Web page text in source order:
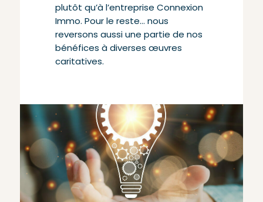
plutôt qu’à l’entreprise Connexion
Immo. Pour le reste… nous
reversons aussi une partie de nos
bénéfices à diverses œuvres
caritatives.